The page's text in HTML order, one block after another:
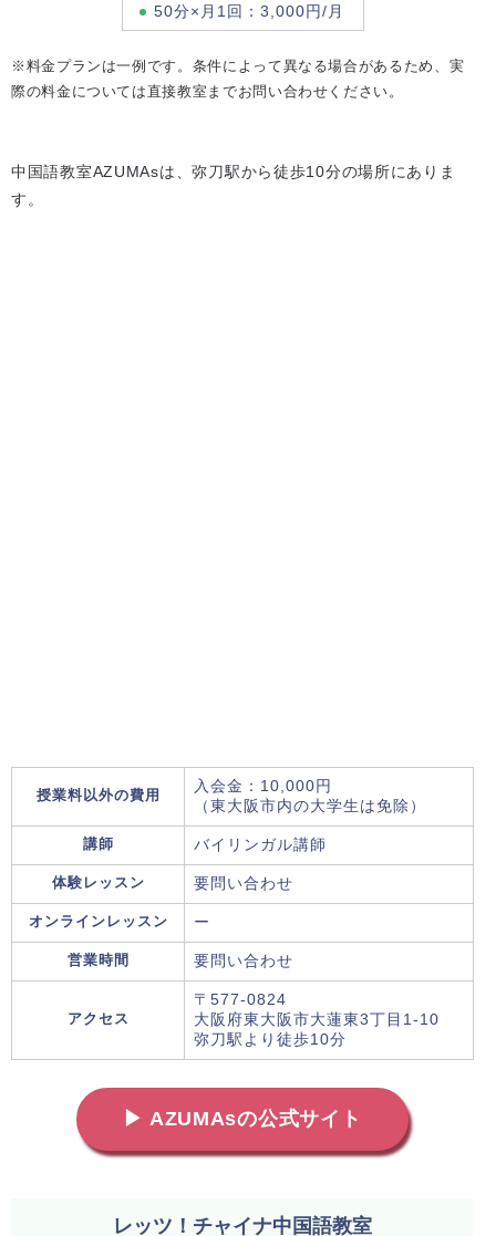
50分×月1回：3,000円/月
※料金プランは一例です。条件によって異なる場合があるため、実
際の料金については直接教室までお問い合わせください。
中国語教室AZUMAsは、弥刀駅から徒歩10分の場所にありま
す。
授業料以外の費用
入会金：10,000円
（東大阪市内の大学生は免除）
講師 バイリンガル講師
体験レッスン 要問い合わせ
オンラインレッスン ー
営業時間 要問い合わせ
アクセス
〒577-0824
大阪府東大阪市大蓮東3丁目1-10
弥刀駅より徒歩10分
▶ AZUMAsの公式サイト
レッツ！チャイナ中国語教室